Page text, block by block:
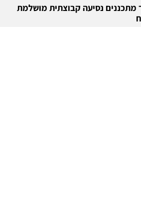
בדרום 2026: כך מתכננים נסיעה קבוצתית מושלמת